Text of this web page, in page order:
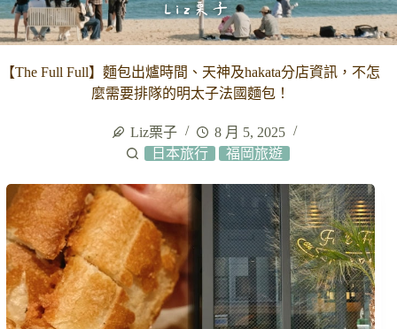
【The Full Full】麵包出爐時間、天神及hakata分店資訊，不怎
麼需要排隊的明太子法國麵包！
Liz栗子
8 月 5, 2025
日本旅行
福岡旅遊